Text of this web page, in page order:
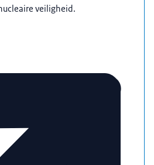
veiligheid.